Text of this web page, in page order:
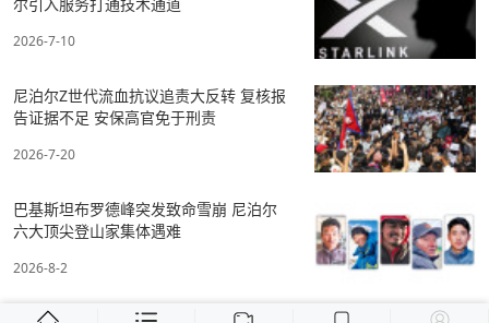
2026-7-10
尼泊尔Z世代流血抗议追责大反转 复核报
告证据不足 安保高官免于刑责
2026-7-20
巴基斯坦布罗德峰突发致命雪崩 尼泊尔
六大顶尖登山家集体遇难
2026-8-2